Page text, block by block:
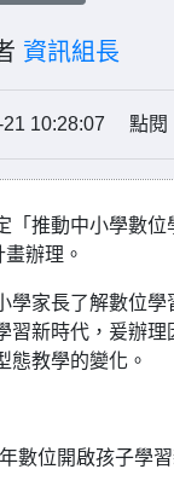
資訊組長
21 10:28:07 點閱
「推動中小學數位
辦理。
學家長了解數位學
習新時代，爰辦理
態教學的變化。
數位開啟孩子學